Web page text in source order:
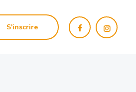
S'inscrire